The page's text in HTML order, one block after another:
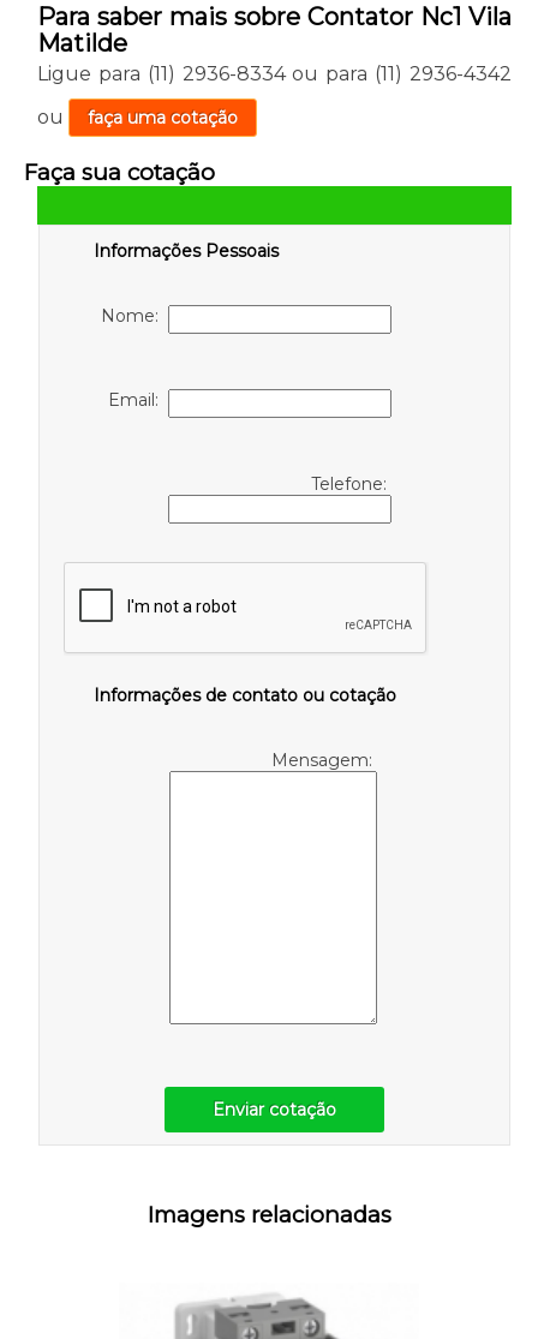
Para saber mais sobre Contator Nc1 Vila
Matilde
Ligue para (11) 2936-8334ou para (11) 2936-4342
ou
faça uma cotação
Faça sua cotação
Informações Pessoais
Nome:
Email:
Telefone:
Informações de contato ou cotação
Mensagem:
Enviar cotação
Imagens relacionadas